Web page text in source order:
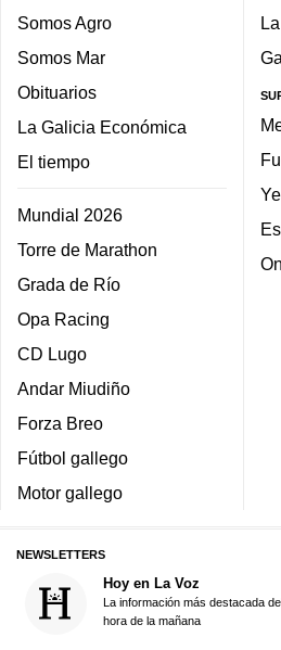
Somos Agro
Somos Mar
Obituarios
La Galicia Económica
El tiempo
Mundial 2026
Torre de Marathon
Grada de Río
Opa Racing
CD Lugo
Andar Miudiño
Forza Breo
Fútbol gallego
Motor gallego
NEWSLETTERS
Hoy en La Voz
La información más destacada
hora de la mañana